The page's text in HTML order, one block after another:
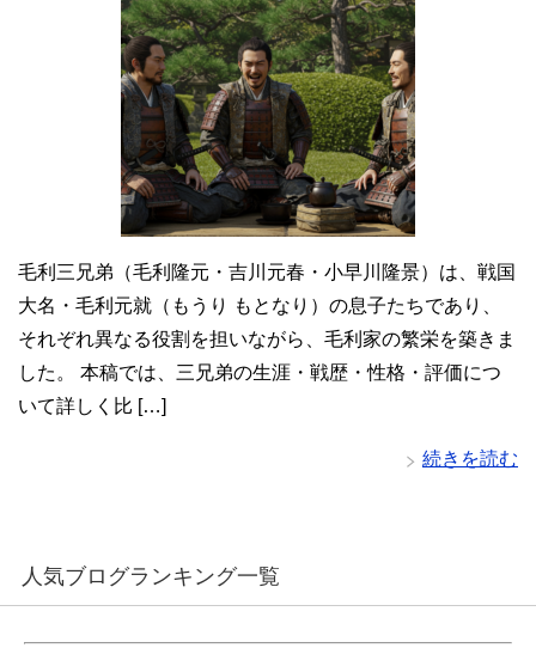
毛利三兄弟（毛利隆元・吉川元春・小早川隆景）は、戦国
大名・毛利元就（もうり もとなり）の息子たちであり、
それぞれ異なる役割を担いながら、毛利家の繁栄を築きま
した。 本稿では、三兄弟の生涯・戦歴・性格・評価につ
いて詳しく比 […]
続きを読む
人気ブログランキング一覧